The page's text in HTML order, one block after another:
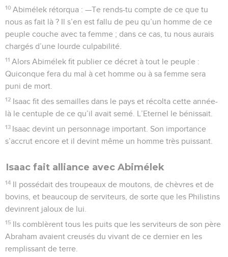
10 Abimélek rétorqua : —Te rends-tu compte de ce que tu
nous as fait là ? Il s’en est fallu de peu qu’un homme de ce
peuple couche avec ta femme ; dans ce cas, tu nous aurais
chargés d’une lourde culpabilité.
11 Alors Abimélek fit publier ce décret à tout le peuple :
Quiconque fera du mal à cet homme ou à sa femme sera
puni de mort.
12 Isaac fit des semailles dans le pays et récolta cette année-
là le centuple de ce qu’il avait semé. L’Eternel le bénissait.
13 Isaac devint un personnage important. Son importance
s’accrut encore et il devint même un homme très puissant.
Isaac fait alliance avec Abimélek
14 Il possédait des troupeaux de moutons, de chèvres et de
bovins, et beaucoup de serviteurs, de sorte que les Philistins
devinrent jaloux de lui.
15 Ils comblèrent tous les puits que les serviteurs de son père
Abraham avaient creusés du vivant de ce dernier en les
remplissant de terre.